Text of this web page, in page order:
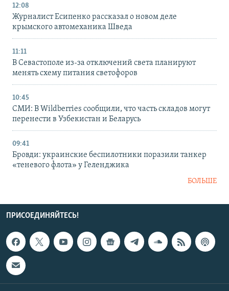
12:08
Журналист Есипенко рассказал о новом деле
крымского автомеханика Шведа
11:11
В Севастополе из-за отключений света планируют
менять схему питания светофоров
10:45
СМИ: В Wildberries сообщили, что часть складов могут
перенести в Узбекистан и Беларусь
09:41
Бровди: украинские беспилотники поразили танкер
«теневого флота» у Геленджика
БОЛЬШЕ
ПРИСОЕДИНЯЙТЕСЬ!